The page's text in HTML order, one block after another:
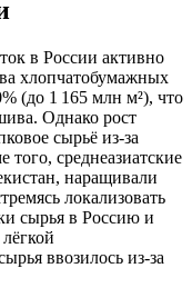
в России активно
хлопчатобумажных
(до 1 165 млн м²), что
Однако рост
сырьё из-за
среднеазиатские
наращивали
локализовать
сырья в Россию и
ввозилось из-за